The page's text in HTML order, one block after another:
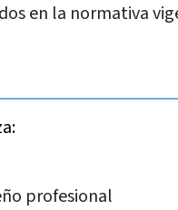
en la normativa
profesional